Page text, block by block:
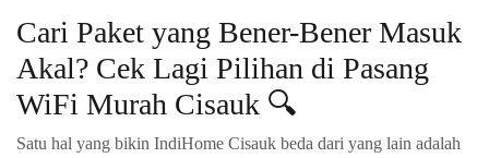
Cari Paket yang Bener-Bener Masuk
Akal? Cek Lagi Pilihan di Pasang
WiFi Murah Cisauk 🔍
Satu hal yang bikin IndiHome Cisauk beda dari yang lain adalah